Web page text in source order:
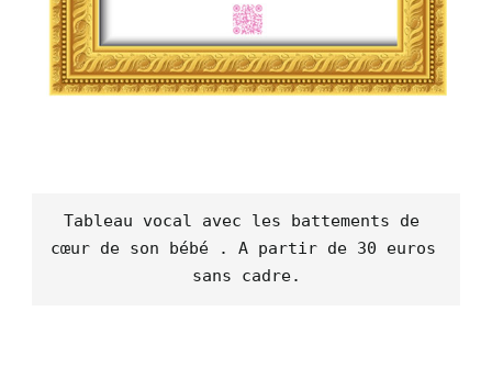
Tableau vocal avec les battements de
cœur de son bébé . A partir de 30 euros
sans cadre.